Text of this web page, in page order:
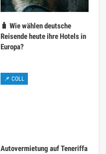
🧳 Wie wählen deutsche
Reisende heute ihre Hotels in
Europa?
📌 COLL
Autovermietung auf Teneriffa